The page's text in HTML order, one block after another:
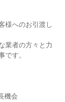
様へのお引渡し
業者の方々と力
です。
機会